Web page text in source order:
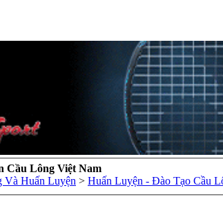
Cầu Lông Việt Nam
Và Huấn Luyện > Huấn Luyện - Đào Tạo Cầu